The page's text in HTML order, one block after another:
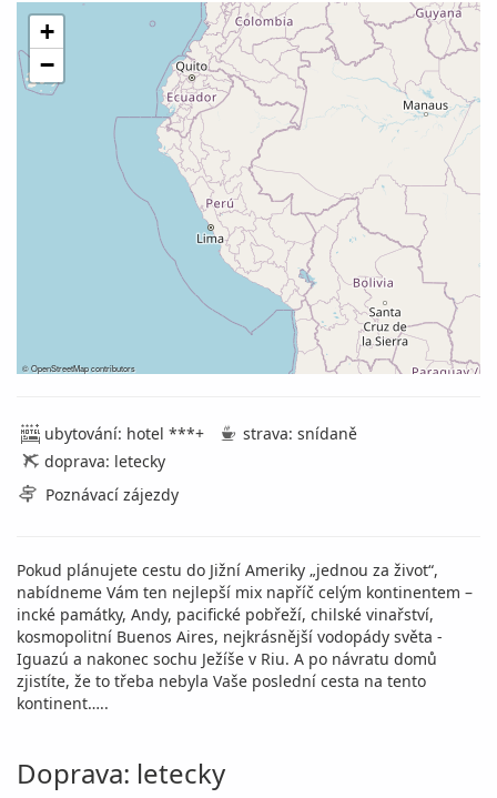
+
−
©OpenStreetMapcontributors
ubytování: hotel ***+
strava: snídaně
doprava: letecky
Poznávací zájezdy
Pokud plánujete cestu do Jižní Ameriky „jednou za život“,
nabídneme Vám ten nejlepší mix napříč celým kontinentem –
incké památky, Andy, pacifické pobřeží, chilské vinařství,
kosmopolitní Buenos Aires, nejkrásnější vodopády světa -
Iguazú a nakonec sochu Ježíše v Riu. A po návratu domů
zjistíte, že to třeba nebyla Vaše poslední cesta na tento
kontinent…..
Doprava: letecky